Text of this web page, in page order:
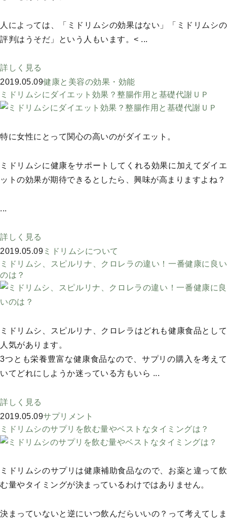
人によっては、「ミドリムシの効果はない」「ミドリムシの
評判はうそだ」という人もいます。< ...
詳しく見る
2019.05.09健康と美容の効果・効能
ミドリムシにダイエット効果？整腸作用と基礎代謝ＵＰ
特に女性にとって関心の高いのがダイエット。
ミドリムシに健康をサポートしてくれる効果に加えてダイエ
ットの効果が期待できるとしたら、興味が高まりますよね？
...
詳しく見る
2019.05.09 ミドリムシについて
ミドリムシ、スピルリナ、クロレラの違い！一番健康に良い
のは？
ミドリムシ、スピルリナ、クロレラはどれも健康食品として
人気があります。
3つとも栄養豊富な健康食品なので、サプリの購入を考えて
いてどれにしようか迷っている方もいら ...
詳しく見る
2019.05.09サプリメント
ミドリムシのサプリを飲む量やベストなタイミングは？
ミドリムシのサプリは健康補助食品なので、お薬と違って飲
む量やタイミングが決まっているわけではありません。
決まっていないと逆にいつ飲んだらいいの？って考えてしま